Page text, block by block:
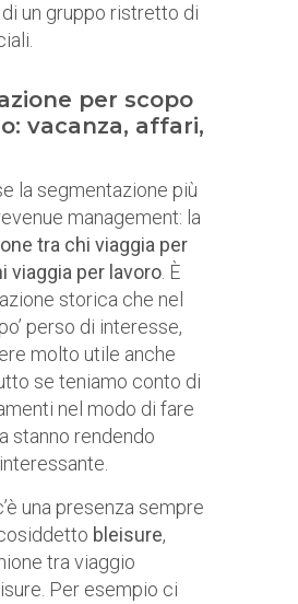
un gruppo ristretto di
per scopo
vacanza, affari,
la segmentazione più
management: la
tra chi viaggia per
viaggia per lavoro. È
storica che nel
perso di interesse,
molto utile anche
se teniamo conto di
nel modo di fare
stanno rendendo
una presenza sempre
bleisure,
tra viaggio
Per esempio ci